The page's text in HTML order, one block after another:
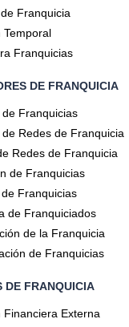
Franquicia
Temporal
Franquicias
DE FRANQUICIA
Franquicias
Redes de Franquicia
Redes de Franquicia
de Franquicias
Franquicias
de Franquiciados
de la Franquicia
de Franquicias
DE FRANQUICIA
Financiera Externa